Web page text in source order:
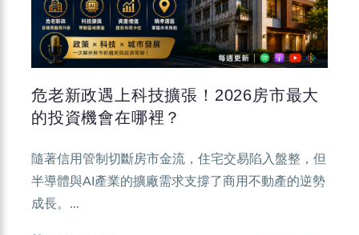
危老新政遇上科技擴張！2026房市最大
的投資機會在哪裡？
隨著信用管制切斷房市金流，住宅交易陷入盤整，但
半導體與AI產業的擴廠需求支撐了商用不動產的逆勢
成長。...